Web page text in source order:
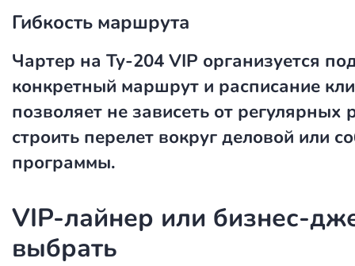
Гибкость маршрута
Чартер на Ту-204 VIP организуется
конкретный маршрут и расписание
позволяет не зависеть от регулярных
строить перелет вокруг деловой или
программы.
VIP-лайнер или бизнес-
выбрать